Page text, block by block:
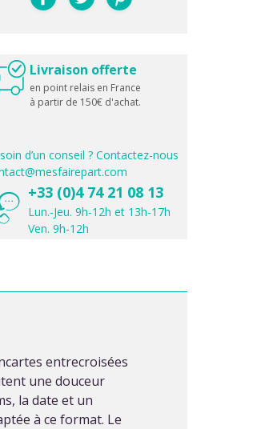
Livraison offerte
en point relais en France
à partir de 150€ d'achat.
d’un conseil ? Contactez-nous
+33 (0)4 74 21 08 13
Lun.-Jeu. 9h-12h et 13h-17h
Ven. 9h-12h
entrecroisées
une douceur
la date et un
à ce format. Le